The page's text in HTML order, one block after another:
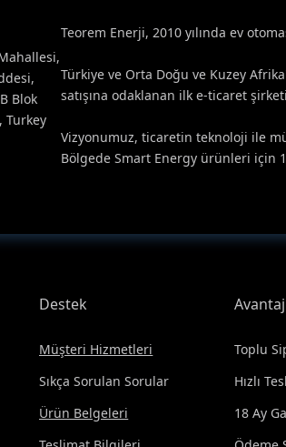
Blok
Turkey
Teorem Enerji, 2010 yılında ev
Türkiye ve Orta Doğu ve Kuzey
satışına odaklanan ilk e-ticaret
Vizyonumuz, ticaretin teknoloji ile
Bölgede Smart Energy ürünleri için
Destek
Müşteri Hizmetleri
Sıkça Sorulan Sorular
Ürün Belgeleri
Toplu
Hızlı
18 Ay